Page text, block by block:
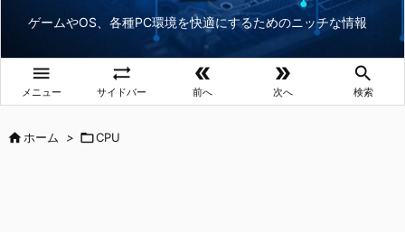
ゲームやOS、各種PC環境を快適にするためのニッチな情報

メニュー

サイドバー

前へ

次へ

検索
ホーム > CPU